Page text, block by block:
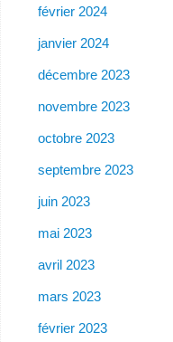
février 2024
janvier 2024
décembre 2023
novembre 2023
octobre 2023
septembre 2023
juin 2023
mai 2023
avril 2023
mars 2023
février 2023